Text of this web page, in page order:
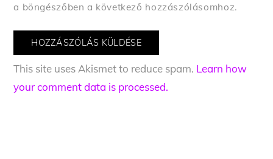
a böngészőben a következő hozzászólásomhoz.
This site uses Akismet to reduce spam. Learn how
your comment data is processed.